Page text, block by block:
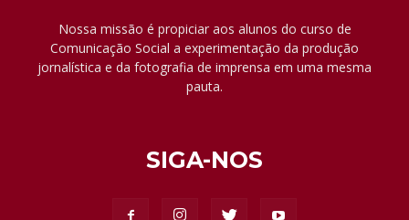
Nossa missão é propiciar aos alunos do curso de
Comunicação Social a experimentação da produção
jornalística e da fotografia de imprensa em uma mesma
pauta.
SIGA-NOS